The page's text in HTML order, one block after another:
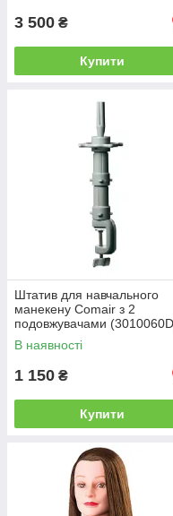
3 500 ₴
Купити
Штатив для навчального
манекену Comair з 2
подовжувачами
В наявності
1 150 ₴
Купити